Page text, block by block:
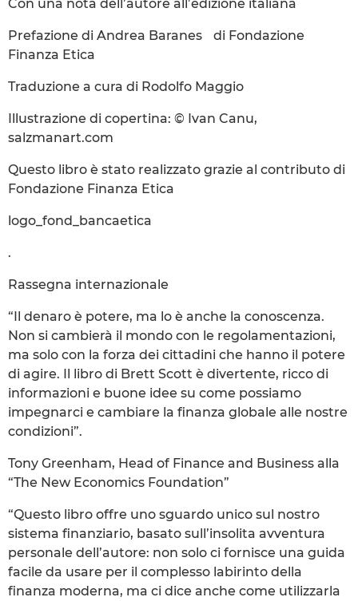
Con una nota dell’autore all’edizione italiana
Prefazione di Andrea Baranes di Fondazione
Finanza Etica
Traduzione a cura di Rodolfo Maggio
Illustrazione di copertina: © Ivan Canu,
salzmanart.com
Questo libro è stato realizzato grazie al contributo di
Fondazione Finanza Etica
logo_fond_bancaetica
.
Rassegna internazionale
“Il denaro è potere, ma lo è anche la conoscenza.
Non si cambierà il mondo con le regolamentazioni,
ma solo con la forza dei cittadini che hanno il potere
di agire. Il libro di Brett Scott è divertente, ricco di
informazioni e buone idee su come possiamo
impegnarci e cambiare la finanza globale alle nostre
condizioni”.
Tony Greenham, Head of Finance and Business alla
“The New Economics Foundation”
“Questo libro offre uno sguardo unico sul nostro
sistema finanziario, basato sull’insolita avventura
personale dell’autore: non solo ci fornisce una guida
facile da usare per il complesso labirinto della
finanza moderna, ma ci dice anche come utilizzarla